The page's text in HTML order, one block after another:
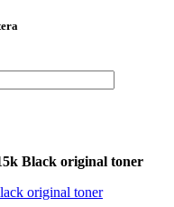
Black original toner